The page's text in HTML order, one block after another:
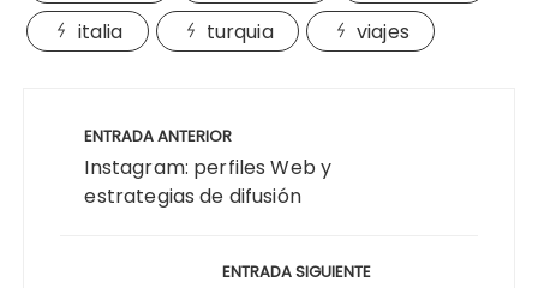
italia
turquia viajes
entradas
ENTRADA ANTERIOR
Instagram: perfiles Web y
estrategias de difusión
ENTRADA SIGUIENTE